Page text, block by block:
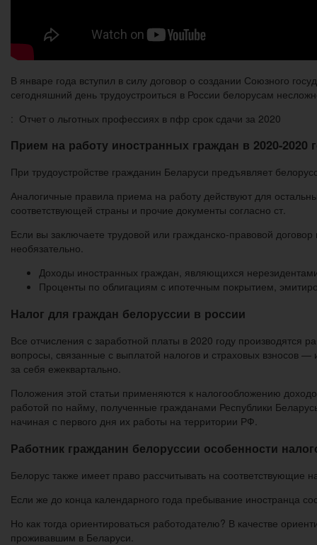
В январе года вступил в силу договор о создании Союзного
сегодняшний день трудоустроиться в России белорусам
: Отчет о льготных профессиях в пфр срок сдачи за 2020
Прием на работу иностранных граждан в 2020-2020
При трудоустройстве гражданин Беларуси предъявляет
Аналогичные правила приема на работу действуют для
соответствующей страны и прочие документы согласно ст.
Если вы заключаете трудовой или гражданско-правовой
необязательно.
Доходы иностранных граждан, являющихся
Проценты по облигациям с ипотечным покрытием,
Налог для граждан белоруссии в россии
Все отчисления с заработной платы в 2020 году производятся
вопросы, связанные с выплатой налогов и страховых взносов
за себя ежеквартально.
Положения этой статьи применяются к налогообложению
работой по найму, полученные гражданами Республики
начиная с первого дня их работы на территории РФ.
Работник гражданин белоруссии особенности
Белорус также имеет право рассчитывать на
Если же до конца календарного года пребывание иностранца
Но как тогда ориентироваться работодателю? В качестве
проживавшим в Беларуси.